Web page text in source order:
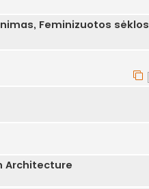
Feminizuotos sėklos
Architecture